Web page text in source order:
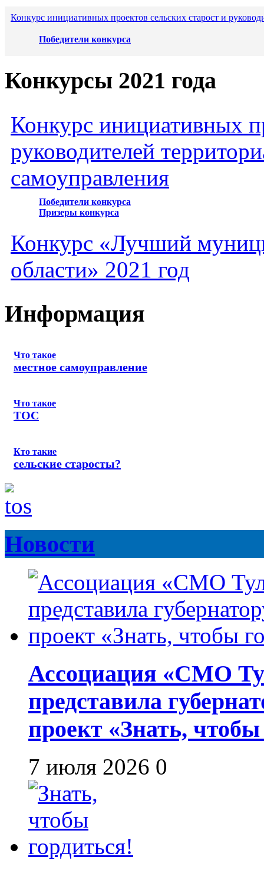
Конкурс инициативных проектов сельских старост и
Победители конкурса
Конкурсы 2021 года
Конкурс инициативных
руководителей
самоуправления
Победители конкурса
Призеры конкурса
Конкурс «Лучший
области» 2021 год
Информация
Что такое
местное самоуправление
Что такое
ТОС
Кто такие
сельские старосты?
Новости
Ассоциация «СМО
представила
проект «Знать,
7 июля 2026 0